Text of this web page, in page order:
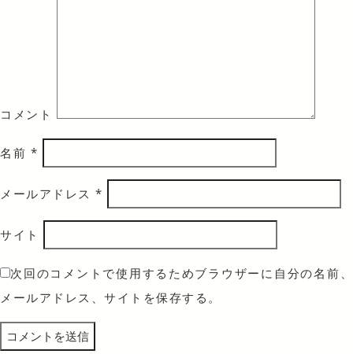
コメント
名前 *
メールアドレス *
サイト
次回のコメントで使用するためブラウザーに自分の名前、
メールアドレス、サイトを保存する。